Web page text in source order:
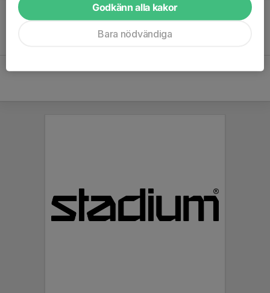
Godkänn alla kakor
Bara nödvändiga